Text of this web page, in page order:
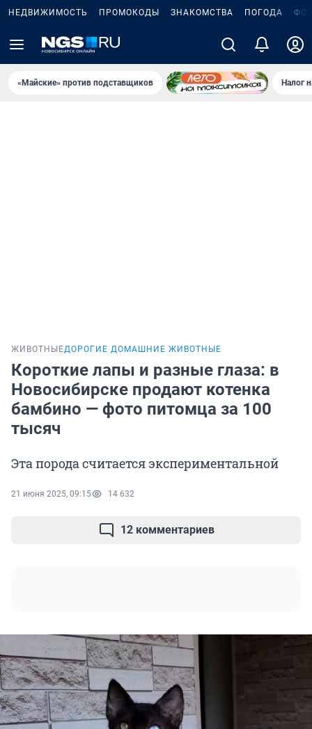
НЕДВИЖИМОСТЬ ПРОМОКОДЫ ЗНАКОМСТВА ПОГОДА
«Майские» против подставщиков Налог
ЖИВОТНЫЕДОРОГИЕ ДОМАШНИЕ ЖИВОТНЫЕ
Короткие лапы и разные глаза: в
Новосибирске продают котенка
бамбино — фото питомца за 100
тысяч
Эта порода считается экспериментальной
21 июня 2025, 09:15 14 632
12 комментариев